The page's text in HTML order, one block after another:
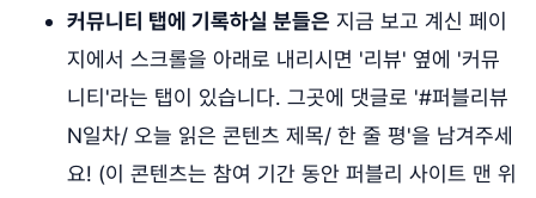
커뮤니티 탭에 기록하실 분들은 지금 보고 계신 페이
지에서 스크롤을 아래로 내리시면 '리뷰' 옆에 '커뮤
니티'라는 탭이 있습니다. 그곳에 댓글로 '#퍼블리뷰
N일차/ 오늘 읽은 콘텐츠 제목/ 한 줄 평'을 남겨주세
요! (이 콘텐츠는 참여 기간 동안 퍼블리 사이트 맨 위